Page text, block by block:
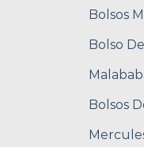
Bolsos
Bolso
Bolsos